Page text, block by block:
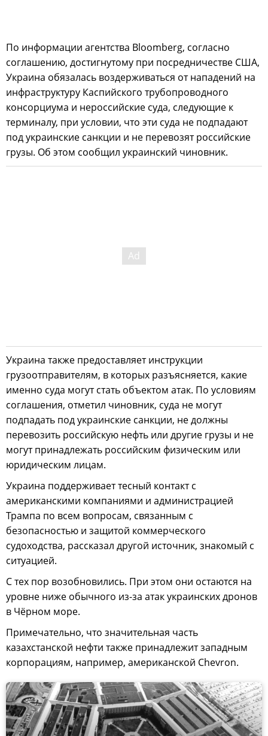
По информации агентства Bloomberg, согласно
соглашению, достигнутому при посредничестве США,
Украина обязалась воздерживаться от нападений на
инфраструктуру Каспийского трубопроводного
консорциума и нероссийские суда, следующие к
терминалу, при условии, что эти суда не подпадают
под украинские санкции и не перевозят российские
грузы. Об этом сообщил украинский чиновник.
Украина также предоставляет инструкции
грузоотправителям, в которых разъясняется, какие
именно суда могут стать объектом атак. По условиям
соглашения, отметил чиновник, суда не могут
подпадать под украинские санкции, не должны
перевозить российскую нефть или другие грузы и не
могут принадлежать российским физическим или
юридическим лицам.
Украина поддерживает тесный контакт с
американскими компаниями и администрацией
Трампа по всем вопросам, связанным с
безопасностью и защитой коммерческого
судоходства, рассказал другой источник, знакомый с
ситуацией.
С тех пор возобновились. При этом они остаются на
уровне ниже обычного из-за атак украинских дронов
в Чёрном море.
Примечательно, что значительная часть
казахстанской нефти также принадлежит западным
корпорациям, например, американской Chevron.